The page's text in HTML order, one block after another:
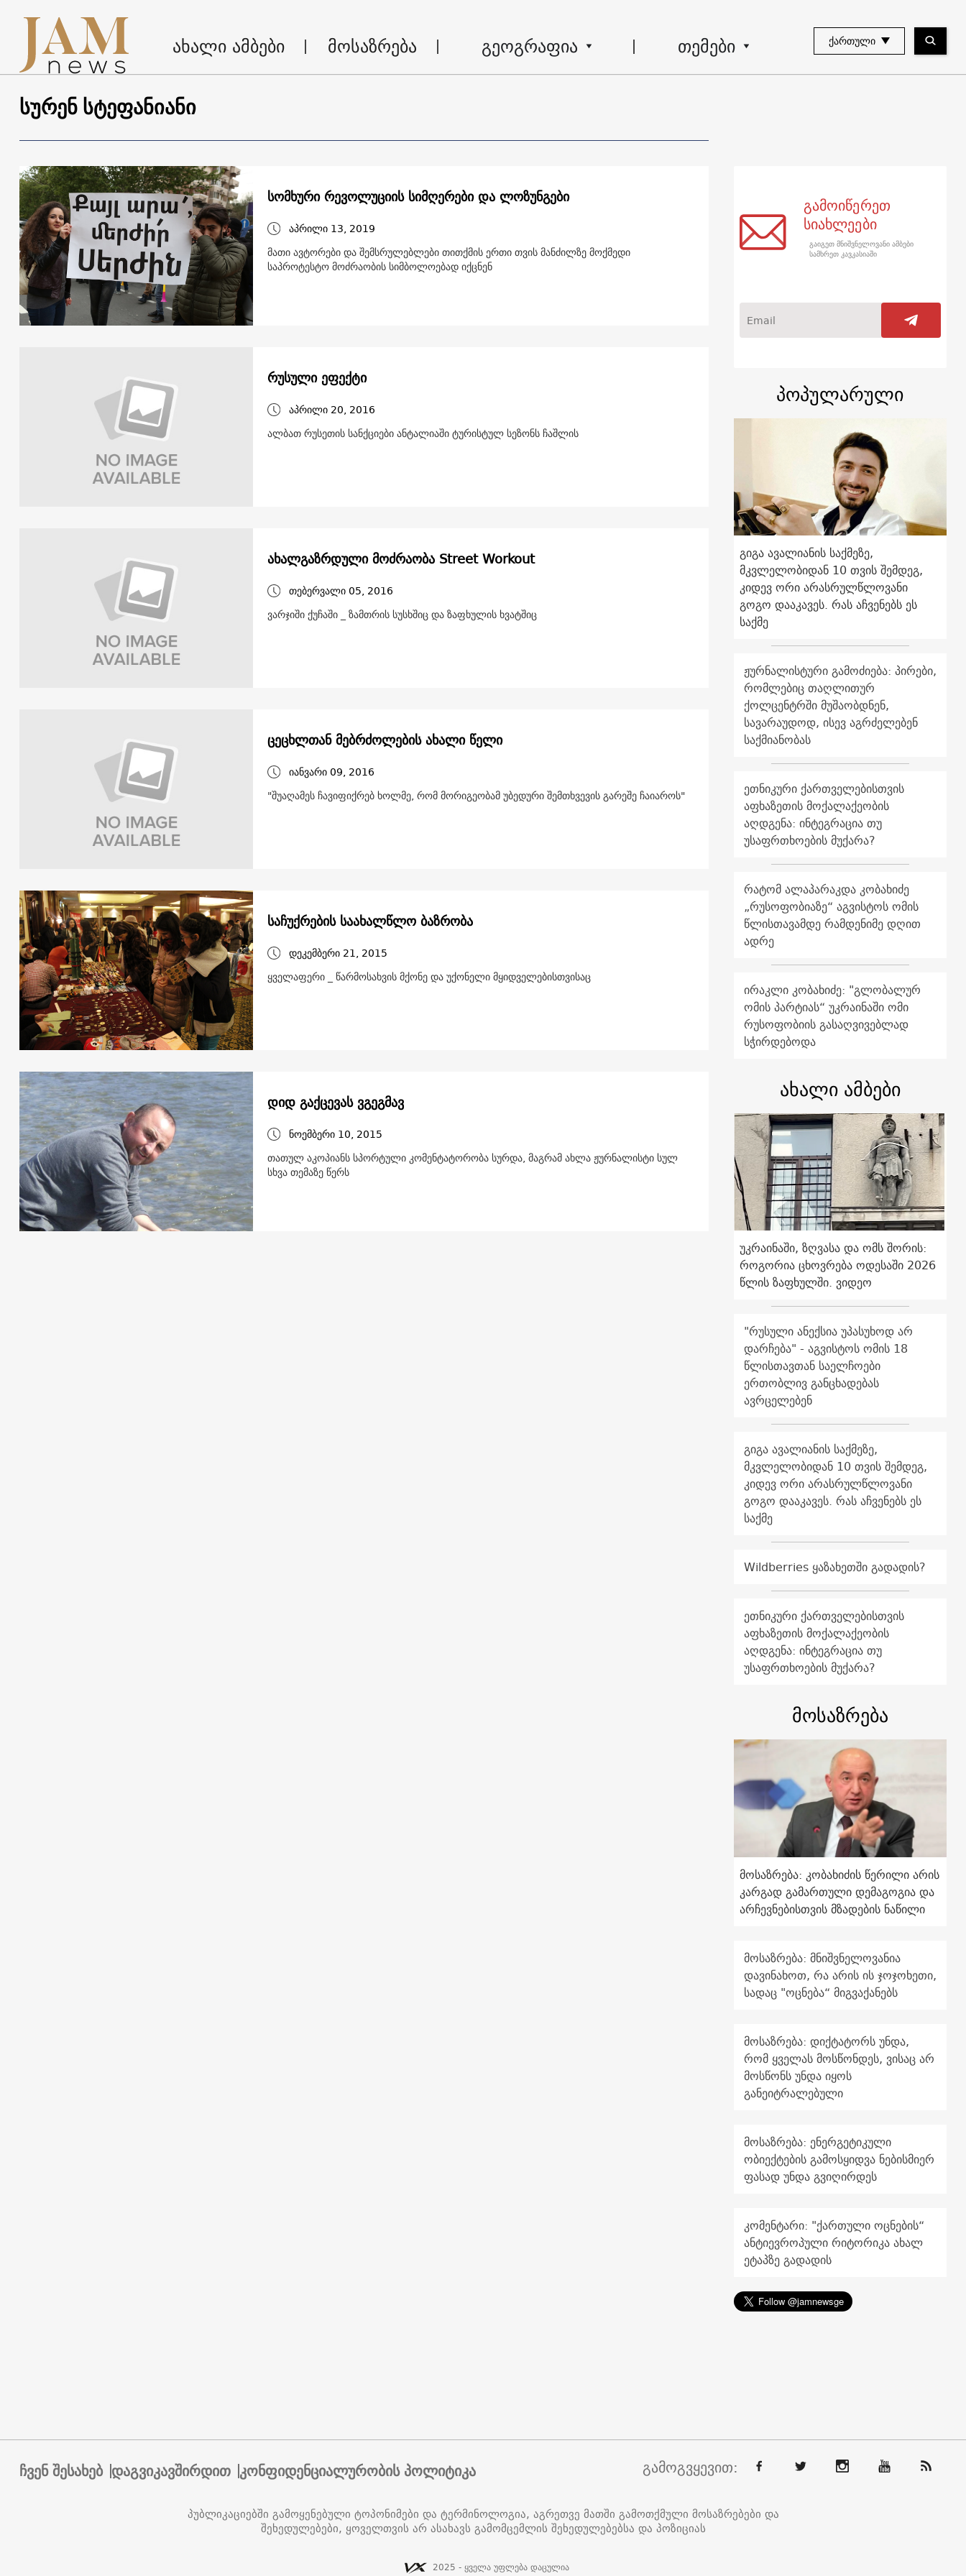
ახალი ამბები მოსაზრება გეოგრაფია თემები ᲥᲐᲠᲗᲣᲚᲘ
სურენ სტეფანიანი
სომხური რევოლუციის სიმღერები და ლოზუნგები
აპრილი 13, 2019
მათი ავტორები და შემსრულებლები თითქმის ერთი თვის მანძილზე მოქმედი
საპროტესტო მოძრაობის სიმბოლოებად იქცნენ
რუსული ეფექტი
აპრილი 20, 2016
ალბათ რუსეთის სანქციები ანტალიაში ტურისტულ სეზონს ჩაშლის
ახალგაზრდული მოძრაობა Street Workout
თებერვალი 05, 2016
ვარჯიში ქუჩაში _ ზამთრის სუსხშიც და ზაფხულის ხვატშიც
ცეცხლთან მებრძოლების ახალი წელი
იანვარი 09, 2016
"შუაღამეს ჩავიფიქრებ ხოლმე, რომ მორიგეობამ უბედური შემთხვევის გარეშე ჩაიაროს"
საჩუქრების საახალწლო ბაზრობა
დეკემბერი 21, 2015
ყველაფერი _ წარმოსახვის მქონე და უქონელი მყიდველებისთვისაც
დიდ გაქცევას ვგეგმავ
ნოემბერი 10, 2015
თათულ აკოპიანს სპორტული კომენტატორობა სურდა, მაგრამ ახლა ჟურნალისტი სულ
სხვა თემაზე წერს
გამოიწერეთ
სიახლეები
გაიგეთ მნიშვნელოვანი ამბები
სამხრეთ კავკასიაში
პოპულარული
გიგა ავალიანის საქმეზე,
მკვლელობიდან 10 თვის შემდეგ,
კიდევ ორი არასრულწლოვანი
გოგო დააკავეს. რას აჩვენებს ეს
საქმე
ჟურნალისტური გამოძიება: პირები,
რომლებიც თაღლითურ
ქოლცენტრში მუშაობდნენ,
სავარაუდოდ, ისევ აგრძელებენ
საქმიანობას
ეთნიკური ქართველებისთვის
აფხაზეთის მოქალაქეობის
აღდგენა: ინტეგრაცია თუ
უსაფრთხოების მუქარა?
რატომ ალაპარაკდა კობახიძე
„რუსოფობიაზე“ აგვისტოს ომის
წლისთავამდე რამდენიმე დღით
ადრე
ირაკლი კობახიძე: "გლობალურ
ომის პარტიას“ უკრაინაში ომი
რუსოფობიის გასაღვივებლად
სჭირდებოდა
ახალი ამბები
უკრაინაში, ზღვასა და ომს შორის:
როგორია ცხოვრება ოდესაში 2026
წლის ზაფხულში. ვიდეო
"რუსული ანექსია უპასუხოდ არ
დარჩება" - აგვისტოს ომის 18
წლისთავთან საელჩოები
ერთობლივ განცხადებას
ავრცელებენ
გიგა ავალიანის საქმეზე,
მკვლელობიდან 10 თვის შემდეგ,
კიდევ ორი არასრულწლოვანი
გოგო დააკავეს. რას აჩვენებს ეს
საქმე
Wildberries ყაზახეთში გადადის?
ეთნიკური ქართველებისთვის
აფხაზეთის მოქალაქეობის
აღდგენა: ინტეგრაცია თუ
უსაფრთხოების მუქარა?
მოსაზრება
მოსაზრება: კობახიძის წერილი არის
კარგად გამართული დემაგოგია და
არჩევნებისთვის მზადების ნაწილი
მოსაზრება: მნიშვნელოვანია
დავინახოთ, რა არის ის ჯოჯოხეთი,
სადაც "ოცნება“ მიგვაქანებს
მოსაზრება: დიქტატორს უნდა,
რომ ყველას მოსწონდეს, ვისაც არ
მოსწონს უნდა იყოს
განეიტრალებული
მოსაზრება: ენერგეტიკული
ობიექტების გამოსყიდვა ნებისმიერ
ფასად უნდა გვიღირდეს
კომენტარი: "ქართული ოცნების“
ანტიევროპული რიტორიკა ახალ
ეტაპზე გადადის
ჩვენ შესახებ დაგვიკავშირდით კონფიდენციალურობის პოლიტიკა გამოგვყევით:
პუბლიკაციებში გამოყენებული ტოპონიმები და ტერმინოლოგია, აგრეთვე მათში გამოთქმული მოსაზრებები და
შეხედულებები, ყოველთვის არ ასახავს გამომცემლის შეხედულებებსა და პოზიციას
2025 - ყველა უფლება დაცულია